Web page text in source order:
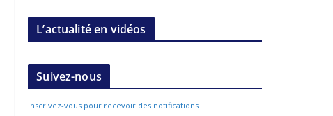
L’actualité en vidéos